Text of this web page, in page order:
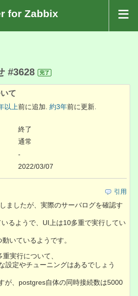
for Zabbix
#3628 完了
て
以上前に追加. 約3年前に更新.
終了
通常
-
2022/03/07
引用
ましたが、実際のサーバログを確認す
るようで、UI上は10多重で実行してい
いているようです。
実行について、
設定やチューニングはあるでしょう
が、postgres自体の同時接続数は5000